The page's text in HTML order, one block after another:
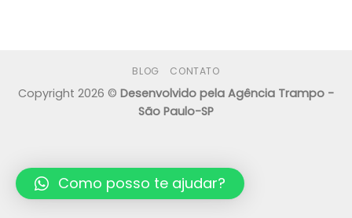
BLOG CONTATO
Copyright 2026 © Desenvolvido pela Agência Trampo -
São Paulo-SP
Como posso te ajudar?